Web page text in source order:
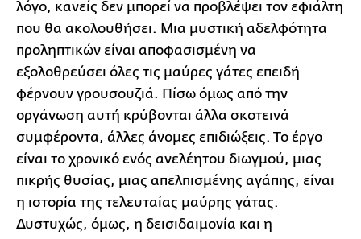
λόγο, κανείς δεν μπορεί να προβλέψει τον εφιάλτη
που θα ακολουθήσει. Μια μυστική αδελφότητα
προληπτικών είναι αποφασισμένη να
εξολοθρεύσει όλες τις μαύρες γάτες επειδή
φέρνουν γρουσουζιά. Πίσω όμως από την
οργάνωση αυτή κρύβονται άλλα σκοτεινά
συμφέροντα, άλλες άνομες επιδιώξεις. Το έργο
είναι το χρονικό ενός ανελέητου διωγμού, μιας
πικρής θυσίας, μιας απελπισμένης αγάπης, είναι
η ιστορία της τελευταίας μαύρης γάτας.
Δυστυχώς, όμως, η δεισιδαιμονία και η